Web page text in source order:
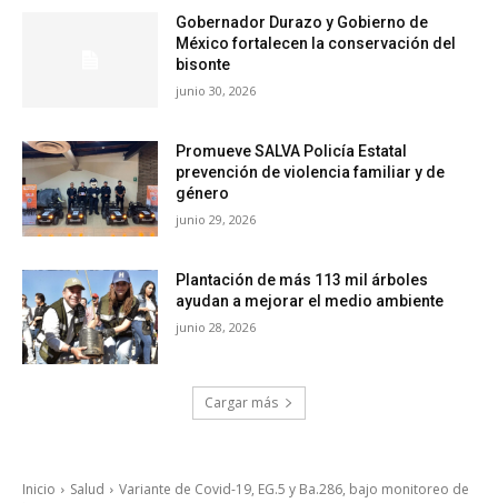
Gobernador Durazo y Gobierno de
México fortalecen la conservación del
bisonte
junio 30, 2026
Promueve SALVA Policía Estatal
prevención de violencia familiar y de
género
junio 29, 2026
Plantación de más 113 mil árboles
ayudan a mejorar el medio ambiente
junio 28, 2026
Cargar más